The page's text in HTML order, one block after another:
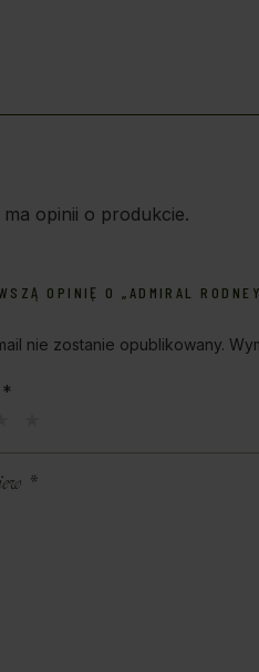
opinii o produkcie.
OPINIĘ O „ADMIRAL
nie zostanie opublikowany.
*